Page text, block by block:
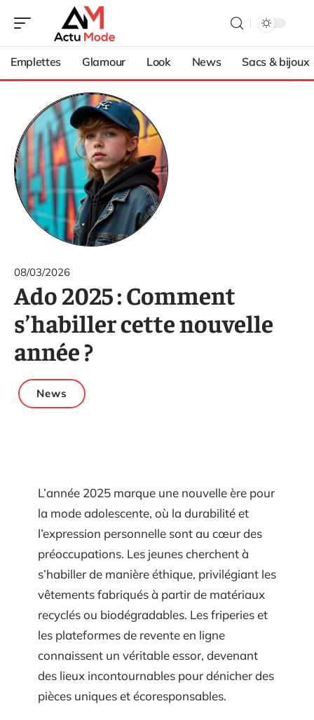
Emplettes Glamour Look News Sacs & bijoux
08/03/2026
Ado 2025 : Comment
s’habiller cette nouvelle
année ?
News
L’année 2025 marque une nouvelle ère pour
la mode adolescente, où la durabilité et
l’expression personnelle sont au cœur des
préoccupations. Les jeunes cherchent à
s’habiller de manière éthique, privilégiant les
vêtements fabriqués à partir de matériaux
recyclés ou biodégradables. Les friperies et
les plateformes de revente en ligne
connaissent un véritable essor, devenant
des lieux incontournables pour dénicher des
pièces uniques et écoresponsables.